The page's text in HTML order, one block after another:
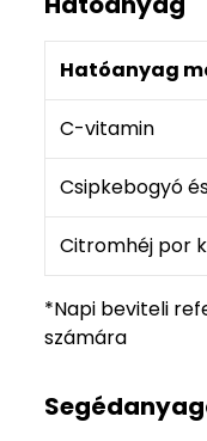
Hatóanyag
C-vitamin
Csipkebogyó
Citromhéj por
*Napi beviteli
számára